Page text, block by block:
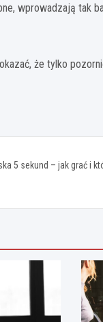
wprowadzają tak
że tylko
5 sekund – jak grać i